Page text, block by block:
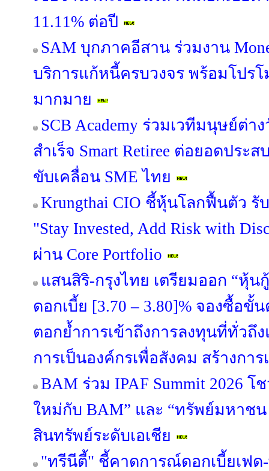
11.11% ต่อปี
SAM บุกภาคอีสาน ร่วมงาน
บริการแก้หนี้ครบวงจร พร้อมโปร
มากมาย
SCB Academy ร่วมเวทีมนุษย์ต่า
สำเร็จ Smart Retiree ต่อยอดปร
ขับเคลื่อน SME ไทย
Krungthai CIO ชี้หุ้นโลกฟื้นตัว
"Stay Invested, Add Risk with
ผ่าน Core Portfolio
แสนสิริ-กรุงไทย เตรียมออก “หุ้
ดอกเบี้ย [3.70 – 3.80]% จองซื้อขั้
ตอกย้ำการเข้าถึงการลงทุนที่ทั่วถึ
การเป็นองค์กรเพื่อสังคม สร้างกา
BAM ร่วม IPAF Summit 2026 โ
ใหม่กับ BAM” และ “ทรัพย์มหาชน
สินทรัพย์ระดับเอเชีย
"ทรีนีตี้" ชี้คาดการณ์ดอกเบี้ยเฟ